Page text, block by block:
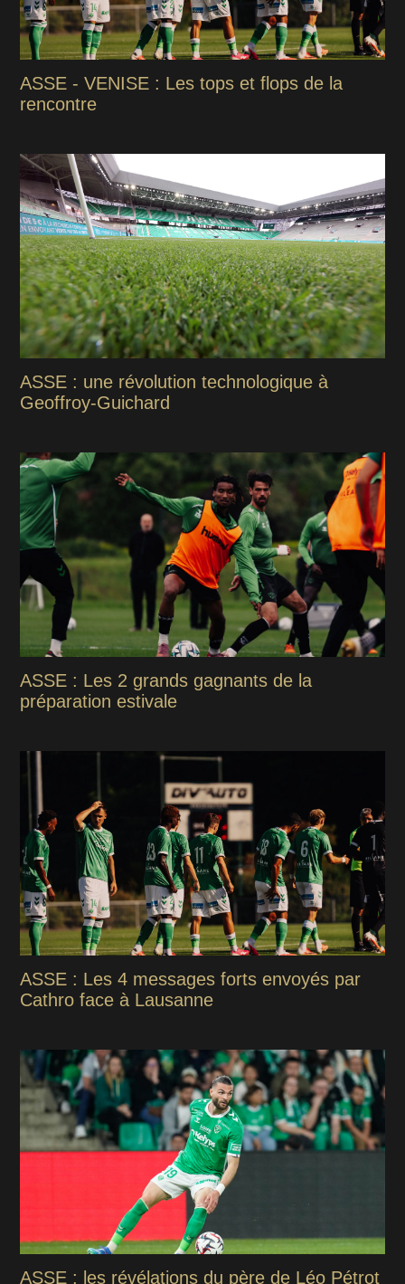
ASSE - VENISE : Les tops et flops de la
rencontre
ASSE : une révolution technologique à
Geoffroy-Guichard
ASSE : Les 2 grands gagnants de la
préparation estivale
ASSE : Les 4 messages forts envoyés par
Cathro face à Lausanne
ASSE : les révélations du père de Léo Pétrot